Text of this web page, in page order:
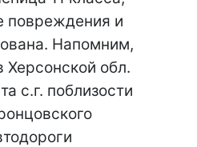
повреждения и
Напомним,
обл.
с.г. поблизости